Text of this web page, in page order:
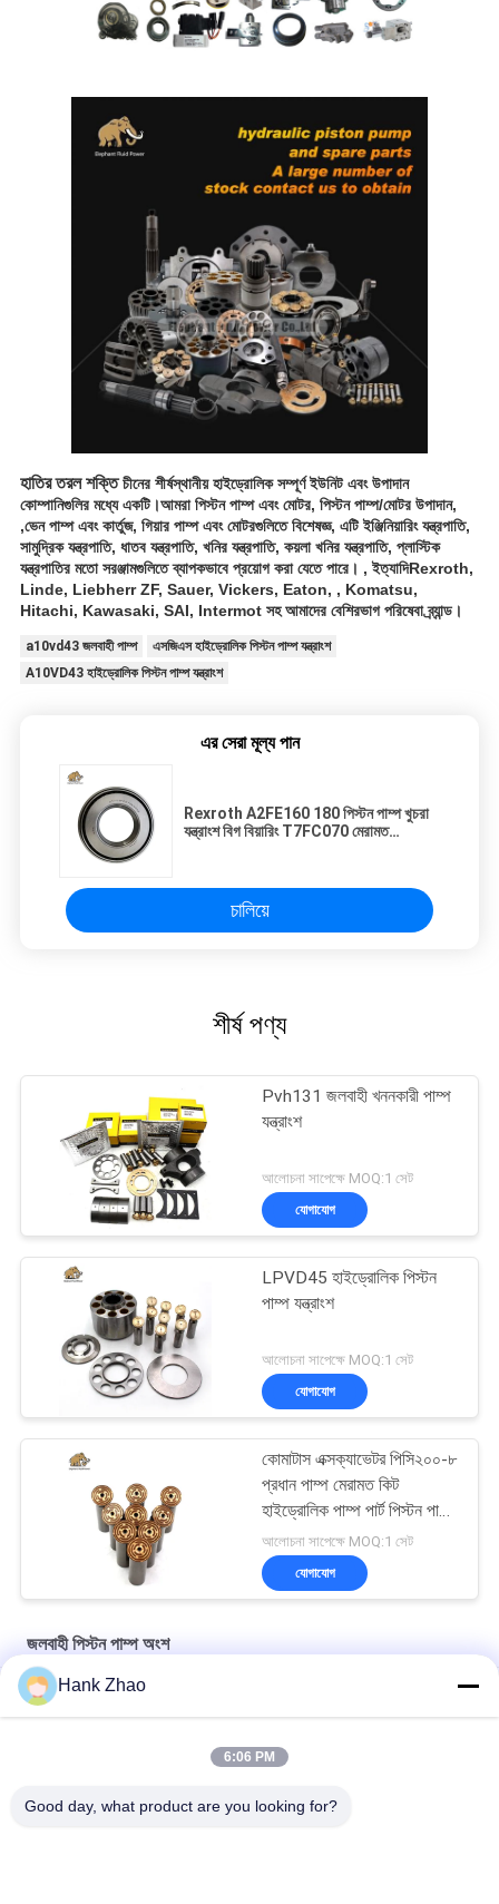
হাতির তরল শক্তি চীনের শীর্ষস্থানীয় হাইড্রোলিক সম্পূর্ণ ইউনিট এবং উপাদান
কোম্পানিগুলির মধ্যে একটি।আমরা পিস্টন পাম্প এবং মোটর, পিস্টন পাম্প/মোটর উপাদান,
,ভেন পাম্প এবং কার্তুজ, গিয়ার পাম্প এবং মোটরগুলিতে বিশেষজ্ঞ, এটি ইঞ্জিনিয়ারিং যন্ত্রপাতি,
সামুদ্রিক যন্ত্রপাতি, ধাতব যন্ত্রপাতি, খনির যন্ত্রপাতি, কয়লা খনির যন্ত্রপাতি, প্লাস্টিক
যন্ত্রপাতির মতো সরঞ্জামগুলিতে ব্যাপকভাবে প্রয়োগ করা যেতে পারে। , ইত্যাদিRexroth,
Linde, Liebherr ZF, Sauer, Vickers, Eaton, , Komatsu,
Hitachi, Kawasaki, SAI, Intermot সহ আমাদের বেশিরভাগ পরিষেবা ব্র্যান্ড।
a10vd43 জলবাহী পাম্প
এসজিএস হাইড্রোলিক পিস্টন পাম্প যন্ত্রাংশ
A10VD43 হাইড্রোলিক পিস্টন পাম্প যন্ত্রাংশ
এর সেরা মূল্য পান
Rexroth A2FE160 180 পিস্টন পাম্প খুচরা
যন্ত্রাংশ বিগ বিয়ারিং T7FC070 মেরামত
চালিয়ে
শীর্ষ পণ্য
Pvh131 জলবাহী খননকারী পাম্প
যন্ত্রাংশ
আলোচনা সাপেক্ষে MOQ:1 সেট
যোগাযোগ
LPVD45 হাইড্রোলিক পিস্টন
পাম্প যন্ত্রাংশ
আলোচনা সাপেক্ষে MOQ:1 সেট
যোগাযোগ
কোমাটাস এক্সক্যাভেটর পিসি২০০-৮
প্রধান পাম্প মেরামত কিট
হাইড্রোলিক পাম্প পার্ট পিস্টন পাম্প
রক্ষণাবেক্ষণ মেরামতের পরিষেবা
আলোচনা সাপেক্ষে MOQ:1 সেট
যোগাযোগ
জলবাহী পিস্টন পাম্প অংশ
ভোলভো কাস্ট আয়রন গিয়ার পাম্প VOE 14561971 আসল প্রতিস্থাপনের জন্য
Hank Zhao
6:06 PM
Good day, what product are you looking for?